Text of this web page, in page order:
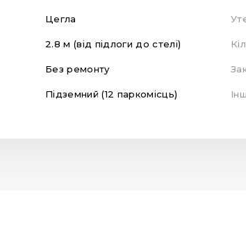
Цегла
2.8 м (від підлоги до стелі)
Без ремонту
Підземний (12 паркомісць)